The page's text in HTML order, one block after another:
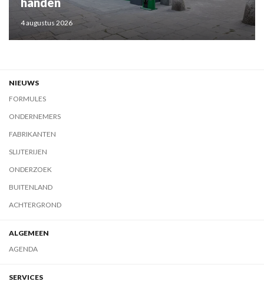
4 augustus 2026
NIEUWS
FORMULES
ONDERNEMERS
FABRIKANTEN
SLIJTERIJEN
ONDERZOEK
BUITENLAND
ACHTERGROND
ALGEMEEN
AGENDA
SERVICES